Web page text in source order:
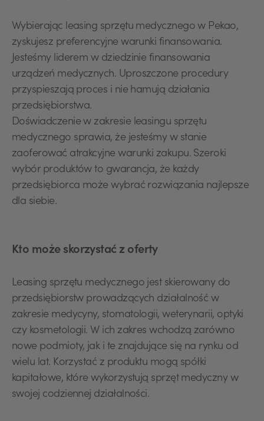
Wybierając leasing sprzętu medycznego w Pekao,
zyskujesz preferencyjne warunki finansowania.
Jesteśmy liderem w dziedzinie finansowania
urządzeń medycznych. Uproszczone procedury
przyspieszają proces i nie hamują działania
przedsiębiorstwa.
Doświadczenie w zakresie leasingu sprzętu
medycznego sprawia, że jesteśmy w stanie
zaoferować atrakcyjne warunki zakupu. Szeroki
wybór produktów to gwarancja, że każdy
przedsiębiorca może wybrać rozwiązania najlepsze
dla siebie.
Kto może skorzystać z oferty
Leasing sprzętu medycznego jest skierowany do
przedsiębiorstw prowadzących działalność w
zakresie medycyny, stomatologii, weterynarii, optyki
czy kosmetologii. W ich zakres wchodzą zarówno
nowe podmioty, jak i te znajdujące się na rynku od
wielu lat. Korzystać z produktu mogą spółki
kapitałowe, które wykorzystują sprzęt medyczny w
swojej codziennej działalności.